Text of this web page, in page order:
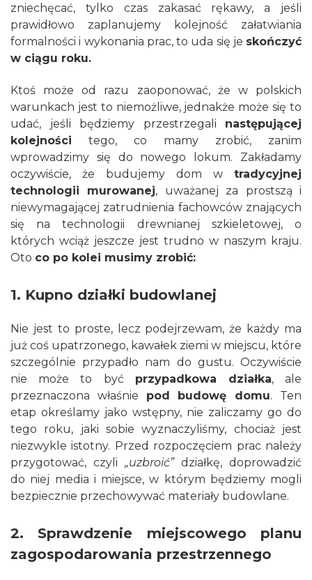
zniechęcać, tylko czas zakasać rękawy, a jeśli
prawidłowo zaplanujemy kolejność załatwiania
formalności i wykonania prac, to uda się je skończyć
w ciągu roku.
Ktoś może od razu zaoponować, że w polskich
warunkach jest to niemożliwe, jednakże może się to
udać, jeśli będziemy przestrzegali następującej
kolejności tego, co mamy zrobić, zanim
wprowadzimy się do nowego lokum. Zakładamy
oczywiście, że budujemy dom w tradycyjnej
technologii murowanej, uważanej za prostszą i
niewymagającej zatrudnienia fachowców znających
się na technologii drewnianej szkieletowej, o
których wciąż jeszcze jest trudno w naszym kraju.
Oto co po kolei musimy zrobić:
1. Kupno działki budowlanej
Nie jest to proste, lecz podejrzewam, że każdy ma
już coś upatrzonego, kawałek ziemi w miejscu, które
szczególnie przypadło nam do gustu. Oczywiście
nie może to być przypadkowa działka, ale
przeznaczona właśnie pod budowę domu. Ten
etap określamy jako wstępny, nie zaliczamy go do
tego roku, jaki sobie wyznaczyliśmy, chociaż jest
niezwykle istotny. Przed rozpoczęciem prac należy
przygotować, czyli „uzbroić”działkę, doprowadzić
do niej media i miejsce, w którym będziemy mogli
bezpiecznie przechowywać materiały budowlane.
2. Sprawdzenie miejscowego planu
zagospodarowania przestrzennego